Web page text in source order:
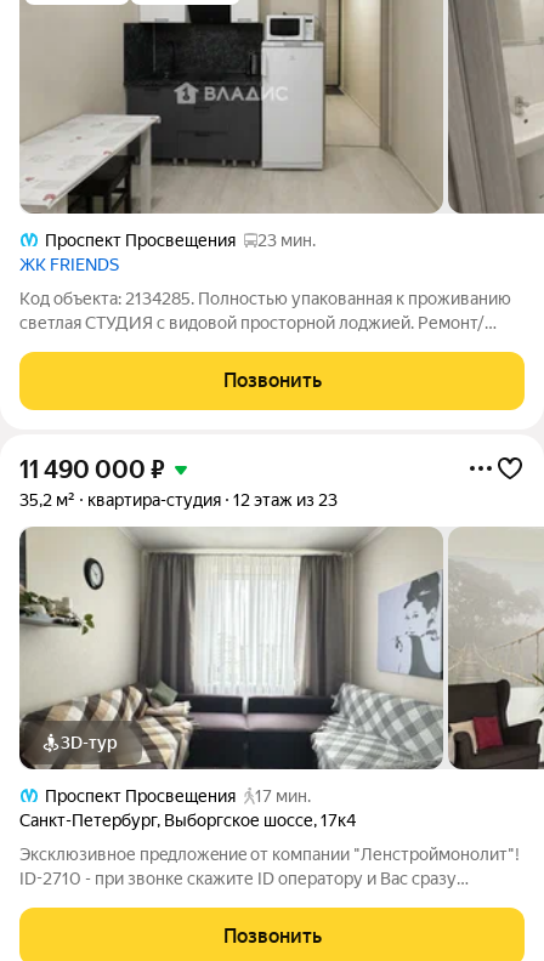
Проспект Просвещения
23 мин.
ЖК FRIENDS
Код объекта: 2134285. Полностью упакованная к проживанию
светлая СТУДИЯ с видовой просторной лоджией. Ремонт/
Позвонить
11 490 000 ₽
35,2 м² квартира-студия 12 этаж из 23
3D-тур
Проспект Просвещения
17 мин.
Санкт-Петербург, Выборгское шоссе,17к4
Экcклюзивное пpeдлoжeниe от компании "Ленcтрoймонолит"!
ID-2710 - при звонке скажите ID оператору и Вас сразу
KУПИTЬ ПО СTABКE 12,25% HA ВЕCЬ CРOK! Квартира
свободной планировки площадью в ЖК
Позвонить